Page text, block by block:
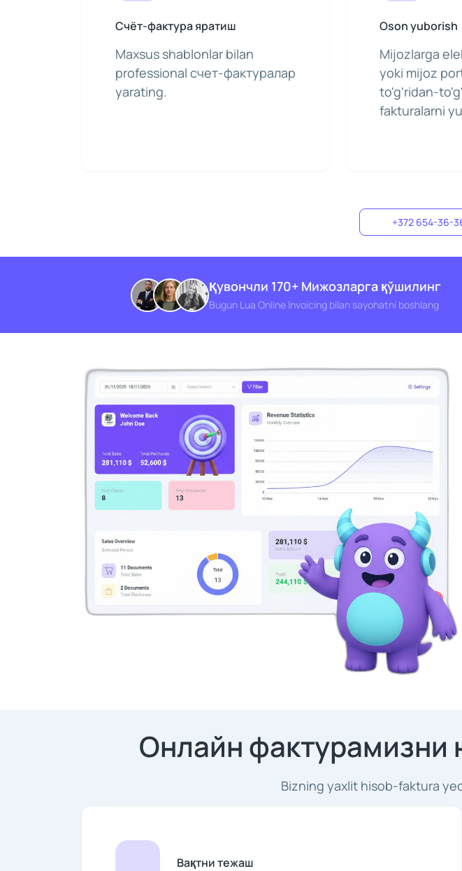
Счёт-фактура яратиш
Maxsus shablonlar bilan
professional счет-фактуралар
yarating.
Oson yuborish
Mijozlarga
yoki mijoz
to'g'ridan-
fakturalarni
+372 654-36-
Қувончли 170+ Мижозларга қўшилинг
Bugun Lua Online Invoicing bilan sayohatni boshlang
Онлайн фактурамизни
Bizning yaxlit hisob-faktura
Вақтни тежаш